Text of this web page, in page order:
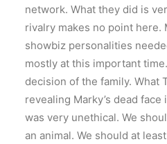
network. What they did is
rivalry makes no point here.
showbiz personalities
mostly at this important
decision of the family. What
revealing Marky’s dead
was very unethical. We
an animal. We should at